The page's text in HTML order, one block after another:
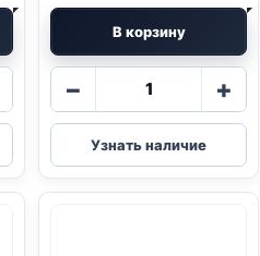
В корзину
−
Количество
Gourmet
Gold
ж/
+
Узнать наличие